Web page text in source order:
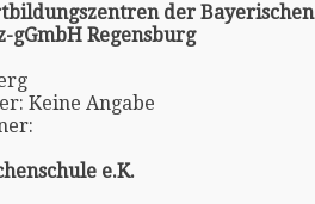
der Bayerischen
gGmbH Regensburg
Keine Angabe
e.K.